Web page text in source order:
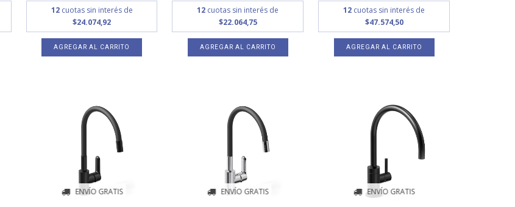
12 cuotas sin interés de
$24.074,92
12 cuotas sin interés de
$22.064,75
12 cuotas sin interés de
$47.574,50
ENVÍO GRATIS ENVÍO GRATIS ENVÍO GRATIS